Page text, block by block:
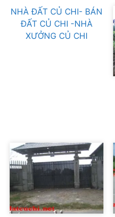
NHÀ ĐẤT CỦ CHI- BÁN
ĐẤT CỦ CHI -NHÀ
XƯỞNG CỦ CHI